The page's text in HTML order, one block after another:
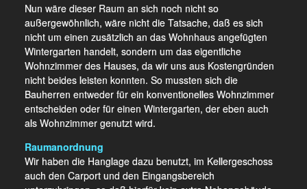
Nun wäre dieser Raum an sich noch nicht so
außergewöhnlich, wäre nicht die Tatsache, daß es sich
nicht um einen zusätzlich an das Wohnhaus angefügten
Wintergarten handelt, sondern um das eigentliche
Wohnzimmer des Hauses, da wir uns aus Kostengründen
nicht beides leisten konnten. So mussten sich die
Bauherren entweder für ein konventionelles Wohnzimmer
entscheiden oder für einen Wintergarten, der eben auch
als Wohnzimmer genutzt wird.
Raumanordnung
Wir haben die Hanglage dazu benutzt, im Kellergeschoss
auch den Carport und den Eingangsbereich